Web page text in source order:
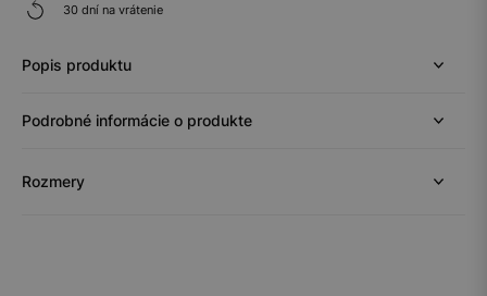
30 dní na vrátenie
Popis produktu
Podrobné informácie o produkte
Rozmery